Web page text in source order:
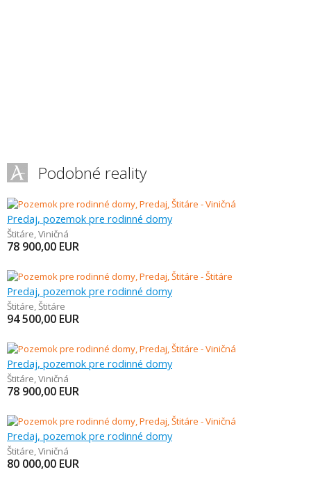
Podobné reality
Predaj, pozemok pre rodinné domy
Štitáre,Viničná
78 900,00 EUR
Predaj, pozemok pre rodinné domy
Štitáre,Štitáre
94 500,00 EUR
Predaj, pozemok pre rodinné domy
Štitáre,Viničná
78 900,00 EUR
Predaj, pozemok pre rodinné domy
Štitáre,Viničná
80 000,00 EUR